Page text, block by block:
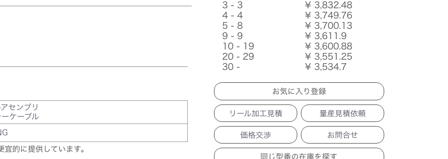
センブリ
ケーブル
的に提供しています。
3 - 3
¥ 3,832.48
4 - 4
¥ 3,749.76
5 - 8
¥ 3,700.13
9 - 9
¥ 3,611.9
10 - 19
¥ 3,600.88
20 - 29
¥ 3,551.25
30 -
¥ 3,534.7
リール加工見積 量産見積依頼
価格交渉 お問合せ